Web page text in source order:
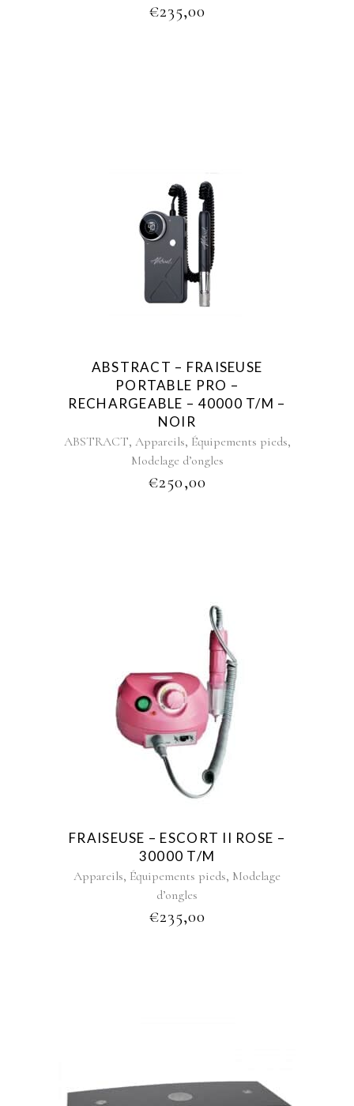
€235,00
ABSTRACT – FRAISEUSE
PORTABLE PRO –
RECHARGEABLE – 40000 T/M –
NOIR
ABSTRACT, Appareils, Équipements pieds,
Modelage d’ongles
€250,00
FRAISEUSE – ESCORT II ROSE –
30000 T/M
Appareils, Équipements pieds, Modelage
d’ongles
€235,00